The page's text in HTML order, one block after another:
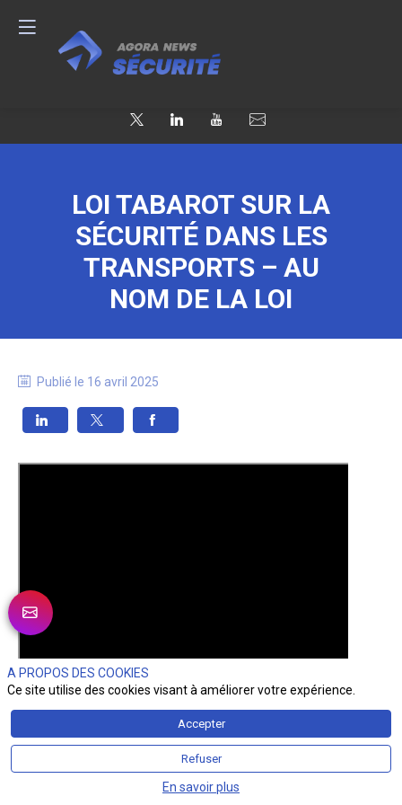
LOI TABAROT SUR LA
SÉCURITÉ DANS LES
TRANSPORTS – AU
NOM DE LA LOI
Publié le 16 avril 2025
A PROPOS DES COOKIES
Ce site utilise des cookies visant à améliorer votre expérience.
Accepter
Refuser
En savoir plus